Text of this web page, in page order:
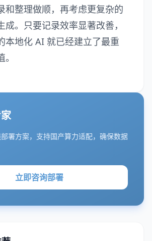
和整理做顺，再考虑更复杂的
成。只要记录效率显著改善，
本地化 AI 就已经建立了最重
署方案，支持国产算力适配，确保数据
立即咨询部署